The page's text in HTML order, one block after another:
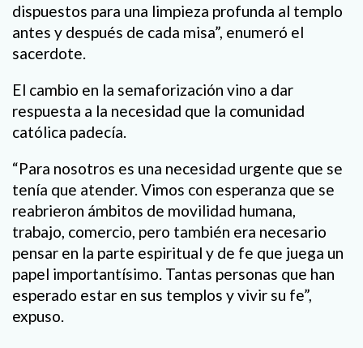
dispuestos para una limpieza profunda al templo
antes y después de cada misa”, enumeró el
sacerdote.
El cambio en la semaforización vino a dar
respuesta a la necesidad que la comunidad
católica padecía.
“Para nosotros es una necesidad urgente que se
tenía que atender. Vimos con esperanza que se
reabrieron ámbitos de movilidad humana,
trabajo, comercio, pero también era necesario
pensar en la parte espiritual y de fe que juega un
papel importantísimo. Tantas personas que han
esperado estar en sus templos y vivir su fe”,
expuso.